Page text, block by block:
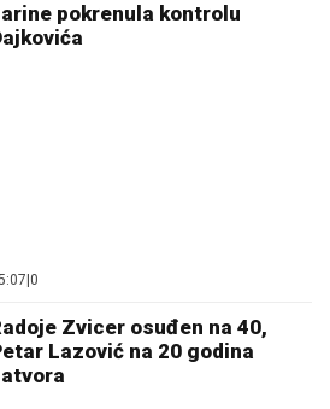
pokrenula kontrolu
|0
Zvicer osuđen na 40,
Lazović na 20 godina